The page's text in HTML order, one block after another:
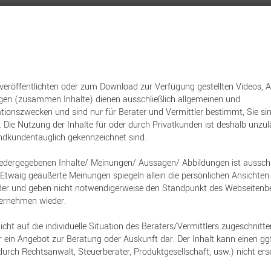
Versicherungen
– Game Changer
21. Juli 2025
oder zum Download zur Verfügung gestellten Videos,
(zusammen Inhalte) dienen ausschließlich allgemeinen und
und sind nur für Berater und Vermittler bestimmt, Sie
Die Nutzung der Inhalte für oder durch Privatkunden ist deshalb
gekennzeichnet sind.
Inhalte/ Meinungen/ Aussagen/ Abbildungen ist
geäußerte Meinungen spiegeln allein die persönlichen
und geben nicht notwendigerweise den Standpunkt des
wieder.
auf die individuelle Situation des Beraters/Vermittlers
Angebot zur Beratung oder Auskunft dar. Der Inhalt kann einen
Rechtsanwalt, Steuerberater, Produktgesellschaft, usw.) nicht